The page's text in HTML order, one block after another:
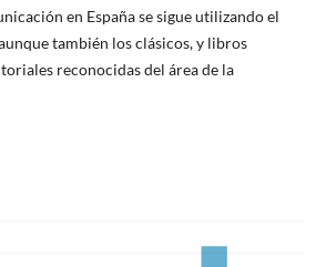
en España se sigue utilizando el
también los clásicos, y libros
reconocidas del área de la